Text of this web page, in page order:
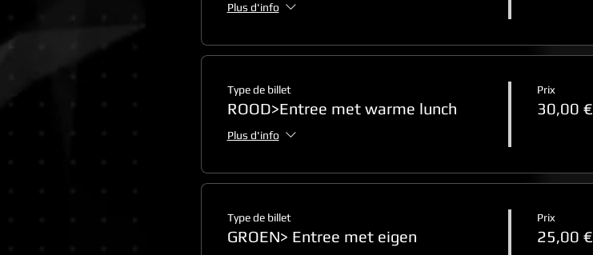
Plus d'info
Type de billet
ROOD>Entree met warme lunch
Plus d'info
Prix
30,00 €
Type de billet
GROEN> Entree met eigen
Prix
25,00 €